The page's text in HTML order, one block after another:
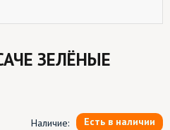
ЗЕЛЁНЫЕ
Наличие: Есть в наличии